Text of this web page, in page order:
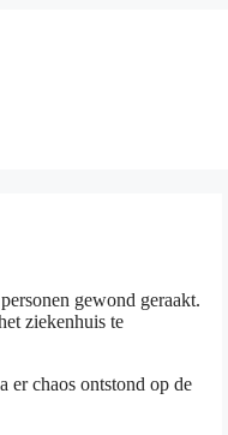
gewond geraakt.
ziekenhuis te
er chaos ontstond op de